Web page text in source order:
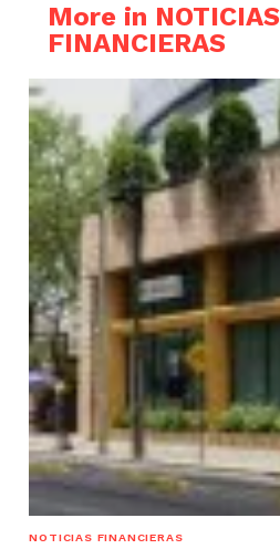
More in NOTICIAS
FINANCIERAS
NOTICIAS FINANCIERAS